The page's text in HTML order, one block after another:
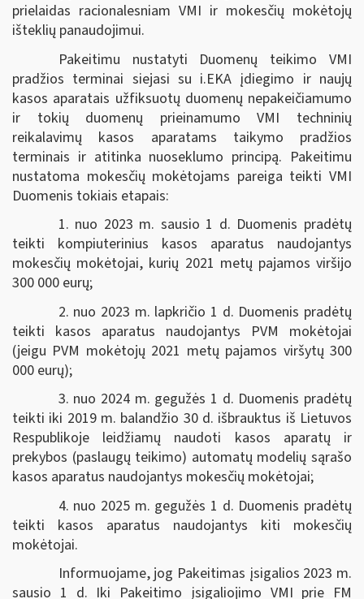
prielaidas racionalesniam VMI ir mokesčių mokėtojų
išteklių panaudojimui.
Pakeitimu nustatyti Duomenų teikimo VMI
pradžios terminai siejasi su i.EKA įdiegimo ir naujų
kasos aparatais užfiksuotų duomenų nepakeičiamumo
ir tokių duomenų prieinamumo VMI techninių
reikalavimų kasos aparatams taikymo pradžios
terminais ir atitinka nuoseklumo principą. Pakeitimu
nustatoma mokesčių mokėtojams pareiga teikti VMI
Duomenis tokiais etapais:
1. nuo 2023 m. sausio 1 d. Duomenis pradėtų
teikti kompiuterinius kasos aparatus naudojantys
mokesčių mokėtojai, kurių 2021 metų pajamos viršijo
300 000 eurų;
2. nuo 2023 m. lapkričio 1 d. Duomenis pradėtų
teikti kasos aparatus naudojantys PVM mokėtojai
(jeigu PVM mokėtojų 2021 metų pajamos viršytų 300
000 eurų);
3. nuo 2024 m. gegužės 1 d. Duomenis pradėtų
teikti iki 2019 m. balandžio 30 d. išbrauktus iš Lietuvos
Respublikoje leidžiamų naudoti kasos aparatų ir
prekybos (paslaugų teikimo) automatų modelių sąrašo
kasos aparatus naudojantys mokesčių mokėtojai;
4. nuo 2025 m. gegužės 1 d. Duomenis pradėtų
teikti kasos aparatus naudojantys kiti mokesčių
mokėtojai.
Informuojame, jog Pakeitimas įsigalios 2023 m.
sausio 1 d. Iki Pakeitimo įsigaliojimo VMI prie FM